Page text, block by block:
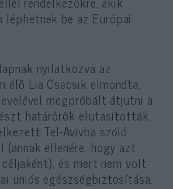
léphetnek be az Európai
nyilatkozva az
élő Lia Csecsik elmondta,
megpróbált átjutni a
határőrök elutasították,
Tel-Avivba szóló
(annak ellenére, hogy azt
és mert nem volt
uniós egészségbiztosítása.